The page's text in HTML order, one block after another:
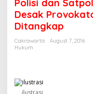
l
i
s
d
Polisi dan
Desak
Ditangkap
Cakrawarta
August 7, 2016
Hukum